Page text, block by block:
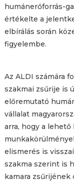
humánerőforrás-
értékelte a
elbírálás során
figyelembe.
Az ALDI számára
szakmai zsűrije is
előremutató
vállalat
arra, hogy a
elismerés is
szakma szerint is
kamara